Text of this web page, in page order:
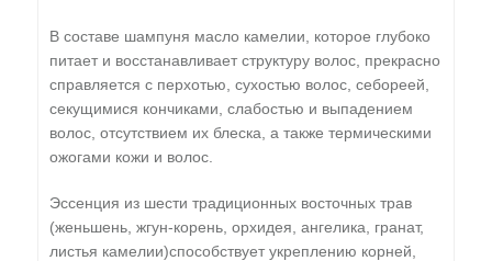
В составе шампуня масло камелии, которое глубоко
питает и восстанавливает структуру волос, прекрасно
справляется с перхотью, сухостью волос, себореей,
секущимися кончиками, слабостью и выпадением
волос, отсутствием их блеска, а также термическими
ожогами кожи и волос.
Эссенция из шести традиционных восточных трав
(женьшень, жгун-корень, орхидея, ангелика, гранат,
листья камелии)способствует укреплению корней,